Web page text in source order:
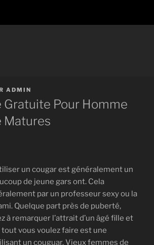
ADMIN
Gratuite Pour Homme
Matures
un cougar est généralement un
de jeune gars ont. Cela
par un professeur sexy ou la
Quelque part près de puberté,
à remarquer l’attrait d’un âgé fille et
vous voulez faire est une
un couguar. Vieux femmes de